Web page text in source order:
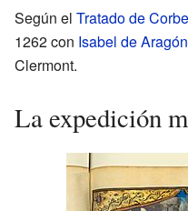
Según el Tratado de
1262 con Isabel de Aragón
Clermont.
La expedición